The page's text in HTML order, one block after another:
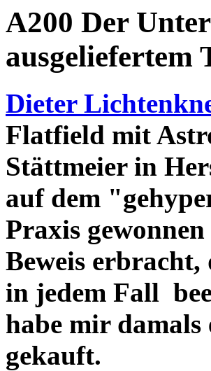
A200 Der
ausgeliefertem
Dieter
Flatfield mit
Stättmeier in
auf dem
Praxis
Beweis erbracht,
in jedem Fall
habe mir
gekauft.